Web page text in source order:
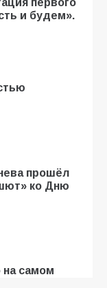
и будем».
прошёл
ко Дню
на самом